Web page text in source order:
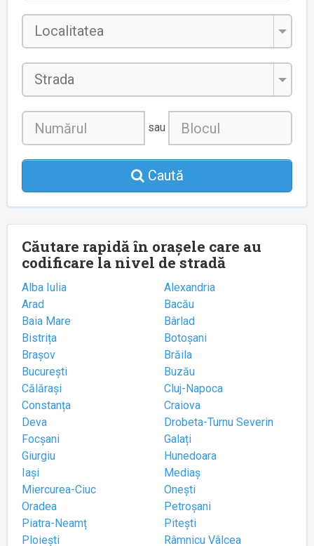
Localitatea
Strada
sau
Caută
Căutare rapidă în orașele care au
codificare la nivel de stradă
Alba Iulia
Alexandria
Arad
Bacău
Baia Mare
Bârlad
Bistrița
Botoșani
Brașov
Brăila
București
Buzău
Călărași
Cluj-Napoca
Constanța
Craiova
Deva
Drobeta-Turnu Severin
Focșani
Galați
Giurgiu
Hunedoara
Iași
Mediaș
Miercurea-Ciuc
Onești
Oradea
Petroșani
Piatra-Neamț
Pitești
Ploiești
Râmnicu Vâlcea